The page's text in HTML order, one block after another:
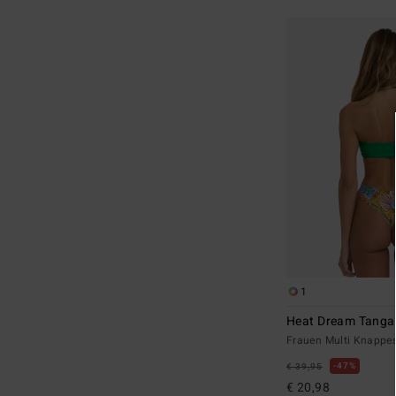
1
Heat Dream Tanga
Frauen Multi
€ 39,95 47%
€ 20,98